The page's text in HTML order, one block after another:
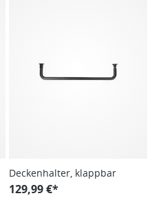
Deckenhalter, klappbar
129,99 €*